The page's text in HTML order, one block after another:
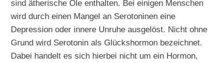
sind ätherische Öle enthalten. Bei einigen Menschen
wird durch einen Mangel an Serotoninen eine
Depression oder innere Unruhe ausgelöst. Nicht ohne
Grund wird Serotonin als Glückshormon bezeichnet.
Dabei handelt es sich hierbei nicht um ein Hormon,